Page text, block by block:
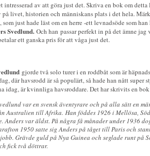
intresserad av att göra just det. Skriva en bok om
på livet, historien och människans plats i det hela.
, som just hade läst om en herre -ett levnadsöde som
Svedlund. Och han passar perfekt in på det ämne
ett ganska pris för att våga just det.
gjorde två solo turer i en roddbåt som är
där havsrodd är så populärt, så hade han nått
idag, är kvinnliga havsroddare. Det har skrivits en
var en svensk äventyrare och på alla sätt en
Australien till Afrika. Han föddes 1926 i Mellösa,
Anders var äldst. På några få månader under 1936
1950 satte sig Anders på tåget till Paris och
Grävde guld på Nya Guinea och seglade runt på
fick två döttrar.